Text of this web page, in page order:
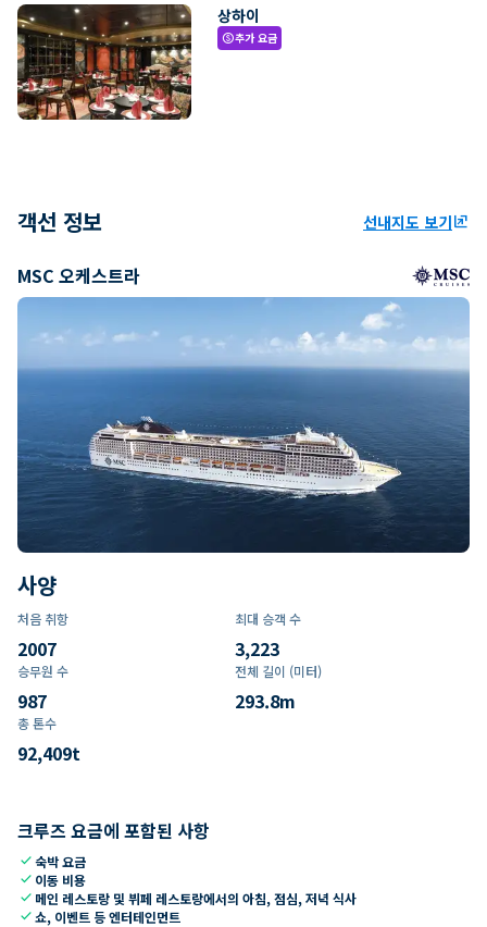
상하이
paid추가 요금
객선 정보 선내지도 보기ungroup
MSC 오케스트라
사양
처음 취항
2007
최대 승객 수
3,223
승무원 수
987
전체 길이 (미터)
293.8m
총 톤수
92,409t
크루즈 요금에 포함된 사항
check숙박 요금
check 이동 비용
check 메인 레스토랑 및 뷔페 레스토랑에서의 아침, 점심, 저녁 식사
check쇼, 이벤트 등 엔터테인먼트